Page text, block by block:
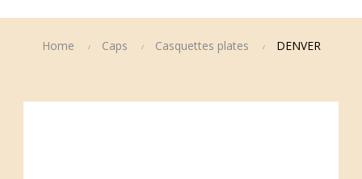
Home Caps Casquettes plates DENVER